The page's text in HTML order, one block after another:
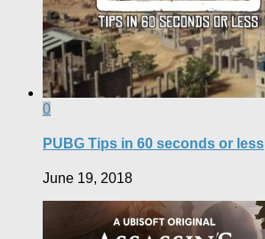
0
PUBG Tips in 60 seconds or less
June 19, 2018